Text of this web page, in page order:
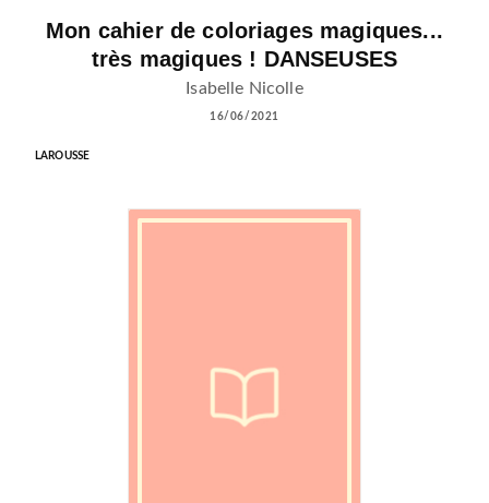
Mon cahier de coloriages magiques...
très magiques ! DANSEUSES
Isabelle Nicolle
16/06/2021
LAROUSSE